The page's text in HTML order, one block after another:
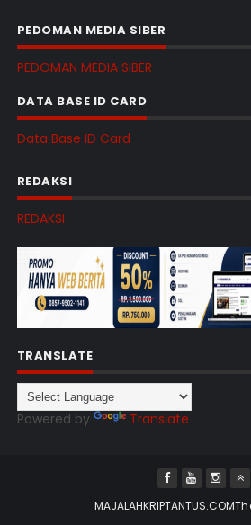
PEDOMAN MEDIA SIBER
PEDOMAN MEDIA SIBER
DATA BASE ID CARD
Data Base ID Card
REDAKSI
REDAKSI
TRANSLATE
Powered by Translate
MAJALAHKRIPTANTUS.COM